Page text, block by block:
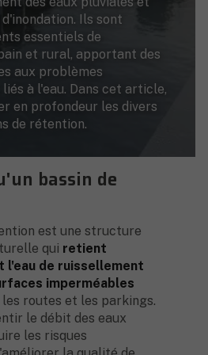
Ils sont
essentiels de
et rural, apportant des
aux problèmes
à l'eau. Dans cet article,
en profondeur les divers
de rétention.
bassin de
est une structure
qui retient
l'eau de ruissellement
imperméables
routes et les parkings.
le débit des eaux
les risques